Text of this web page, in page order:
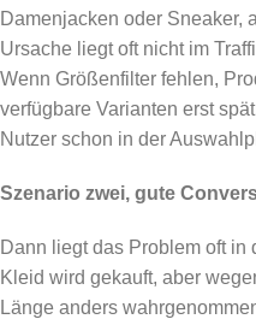
Damenjacken oder Sneaker,
Ursache liegt oft nicht im
Wenn Größenfilter fehlen,
verfügbare Varianten erst
Nutzer schon in der
Szenario zwei, gute
Dann liegt das Problem oft in
Kleid wird gekauft, aber
Länge anders